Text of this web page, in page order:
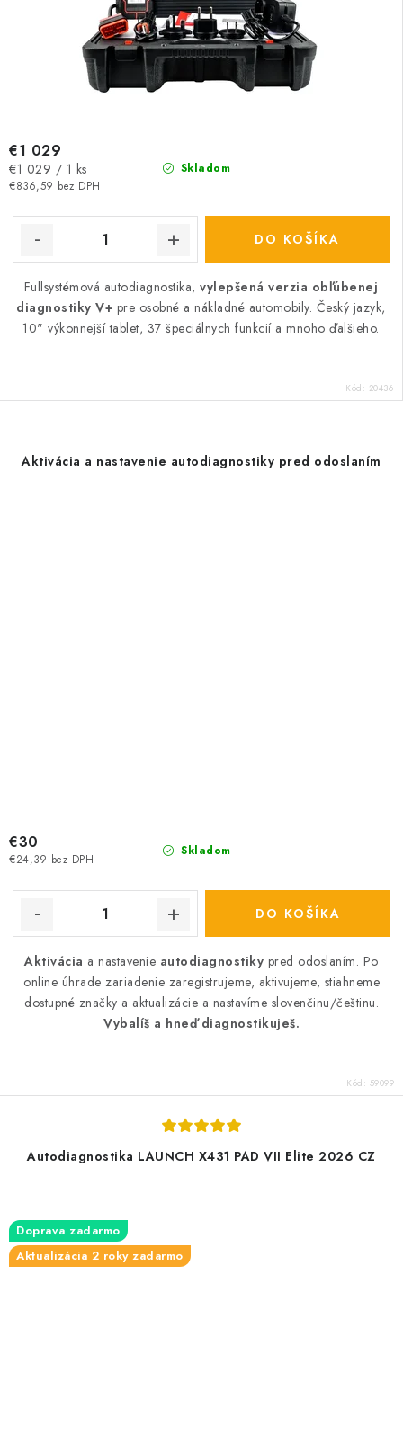
Skladom
€836,59 bez DPH
€1 029
Jednotková
cena:
€1 029 / 1 ks
DO KOŠÍKA
Fullsystémová autodiagnostika,vylepšená verzia obľúbenej
diagnostiky V+ pre osobné a nákladné automobily. Český jazyk,
10" výkonnejší tablet, 37 špeciálnych funkcií a mnoho ďalšieho.
Kód: 20436
Aktivácia a nastavenie autodiagnostiky pred odoslaním
Skladom
€24,39 bez DPH
€30
DO KOŠÍKA
Aktivácia a nastavenie autodiagnostiky pred odoslaním. Po
online úhrade zariadenie zaregistrujeme, aktivujeme, stiahneme
dostupné značky a aktualizácie a nastavíme slovenčinu/češtinu.
Vybalíš a hneď diagnostikuješ.
Kód: 59099
Autodiagnostika LAUNCH X431 PAD VII Elite 2026 CZ
Doprava zadarmo
Aktualizácia 2 roky zadarmo